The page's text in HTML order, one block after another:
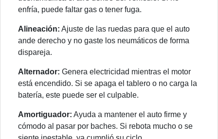
enfría, puede faltar gas o tener fuga.
Alineación: Ajuste de las ruedas para que el auto
ande derecho y no gaste los neumáticos de forma
dispareja.
Alternador: Genera electricidad mientras el motor
está encendido. Si se apaga el tablero o no carga la
batería, este puede ser el culpable.
Amortiguador: Ayuda a mantener el auto firme y
cómodo al pasar por baches. Si rebota mucho o se